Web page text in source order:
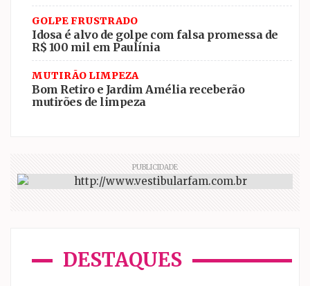
GOLPE FRUSTRADO
Idosa é alvo de golpe com falsa promessa de
R$ 100 mil em Paulínia
MUTIRÃO LIMPEZA
Bom Retiro e Jardim Amélia receberão
mutirões de limpeza
PUBLICIDADE
DESTAQUES